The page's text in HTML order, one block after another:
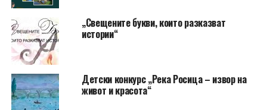
„Свещените букви, които разказват
истории“
Детски конкурс „Река Росица – извор на
живот и красота“